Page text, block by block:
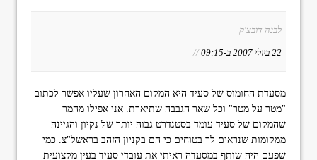
לבנה דובצ'ק
22 ביולי 2007 ב-09:15 //
מסעדת החומוס של סעיד היא המקום האחרון שעליו אפשר לכתוב
"מטר על מטר" וכל שאר הגבבה שתיארת. אני אפילו מהמר
שהמקום של סעיד עומד בסטנדרט גבוה יותר של נקיון והגיינה
ממקומות שנראים לך בטוחים כי הם בקניון הזהב בראשל"צ. כמי
שפעם היה שותף במסעדה ראיתי את עובדי סעיד בעין מקצועית